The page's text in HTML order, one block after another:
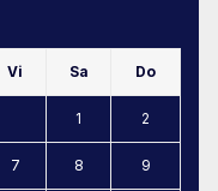
Vi Sa Do
1 2
7 8 9